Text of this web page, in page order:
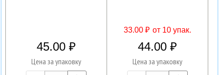
45.00
Цена за упаковку
33.00 ₽ от 10 упак.
44.00
Цена за упаковку